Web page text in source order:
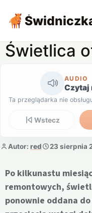
Świetlica
AUDIO
Czytaj
Ta przeglądarka nie
Wstecz
Autor: red 23 sierpnia
Po kilkunastu
remontowych,
ponownie oddana